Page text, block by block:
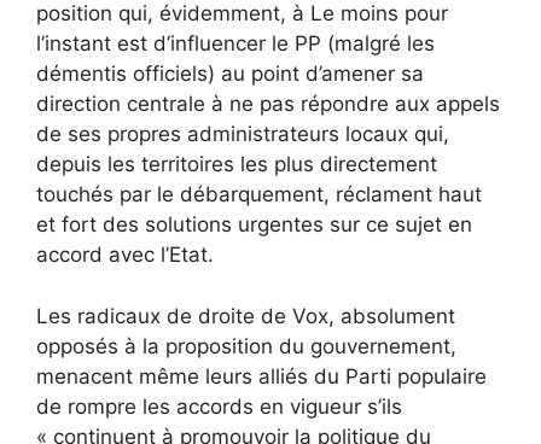
position qui, évidemment, à Le moins pour
l’instant est d’influencer le PP (malgré les
démentis officiels) au point d’amener sa
direction centrale à ne pas répondre aux appels
de ses propres administrateurs locaux qui,
depuis les territoires les plus directement
touchés par le débarquement, réclament haut
et fort des solutions urgentes sur ce sujet en
accord avec l’Etat.
Les radicaux de droite de Vox, absolument
opposés à la proposition du gouvernement,
menacent même leurs alliés du Parti populaire
de rompre les accords en vigueur s’ils
« continuent à promouvoir la politique du